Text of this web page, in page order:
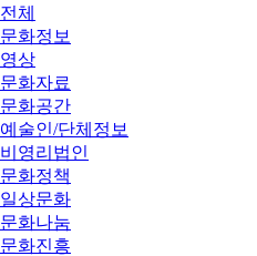
전체
문화정보
영상
문화자료
문화공간
예술인/단체정보
비영리법인
문화정책
일상문화
문화나눔
문화진흥